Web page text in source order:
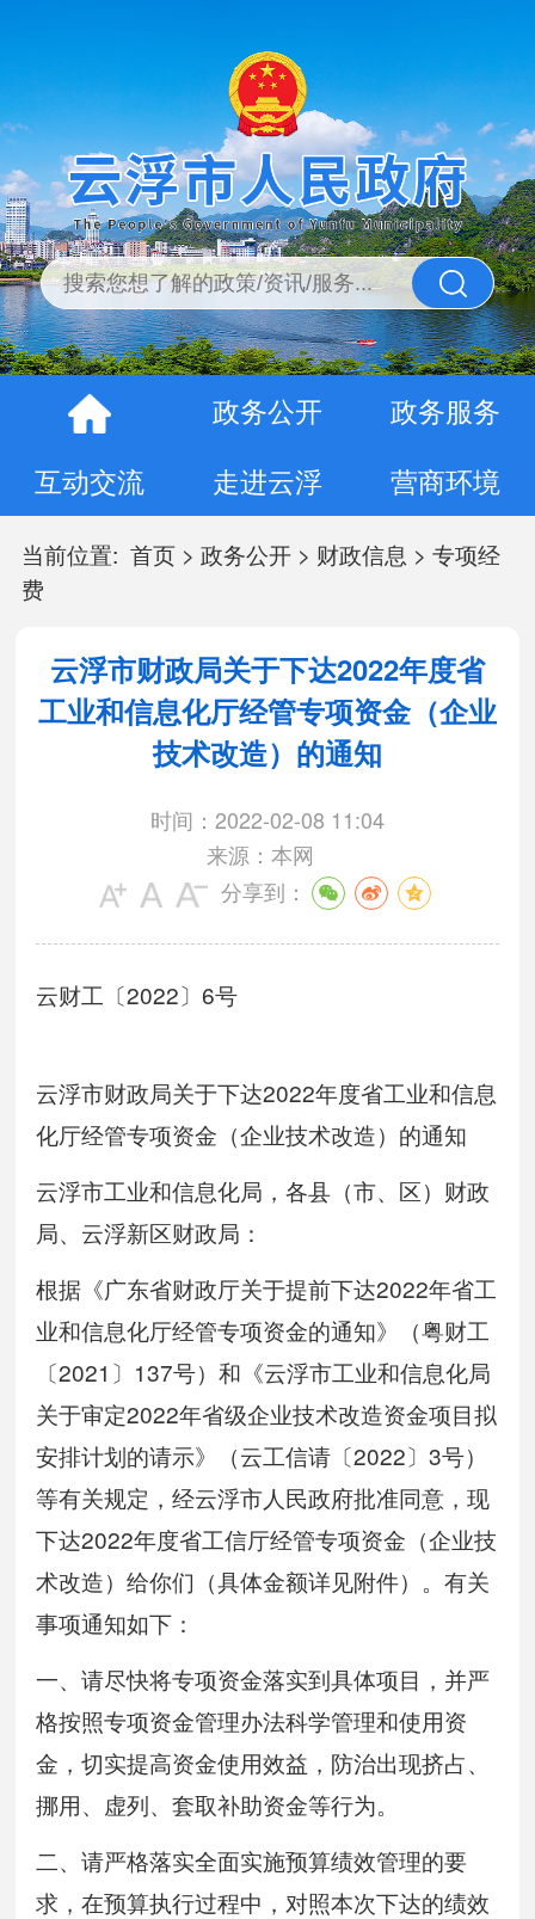
政务公开
政务服务
互动交流
走进云浮 营商环境
当前位置: 首页> 政务公开> 财政信息 > 专项经
费
云浮市财政局关于下达2022年度省
工业和信息化厅经管专项资金（企业
技术改造）的通知
时间：2022-02-08 11:04
来源：本网
分享到：
云财工〔2022〕6号
云浮市财政局关于下达2022年度省工业和信息
化厅经管专项资金（企业技术改造）的通知
云浮市工业和信息化局，各县（市、区）财政
局、云浮新区财政局：
根据《广东省财政厅关于提前下达2022年省工
业和信息化厅经管专项资金的通知》（粤财工
〔2021〕137号）和《云浮市工业和信息化局
关于审定2022年省级企业技术改造资金项目拟
安排计划的请示》（云工信请〔2022〕3号）
等有关规定，经云浮市人民政府批准同意，现
下达2022年度省工信厅经管专项资金（企业技
术改造）给你们（具体金额详见附件）。有关
事项通知如下：
一、请尽快将专项资金落实到具体项目，并严
格按照专项资金管理办法科学管理和使用资
金，切实提高资金使用效益，防治出现挤占、
挪用、虚列、套取补助资金等行为。
二、请严格落实全面实施预算绩效管理的要
求，在预算执行过程中，对照本次下达的绩效